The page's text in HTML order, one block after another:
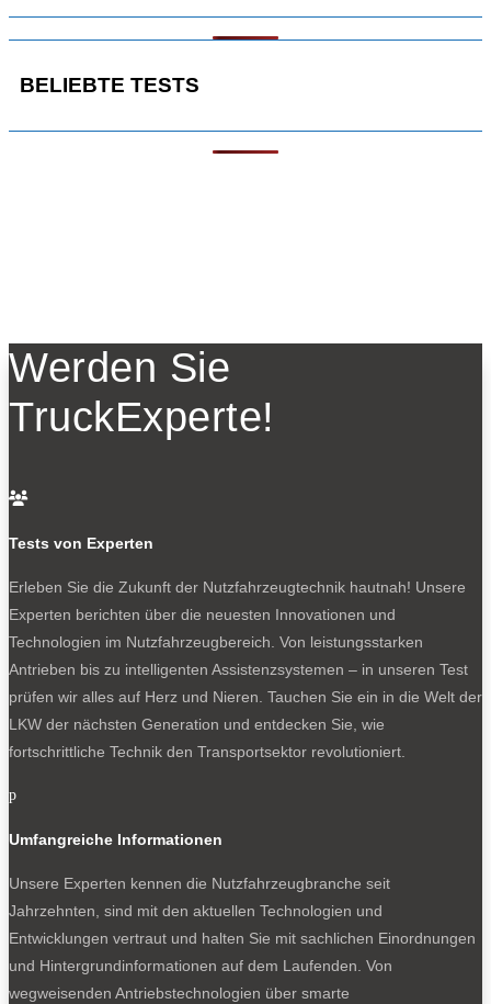
BELIEBTE TESTS
Werden Sie
TruckExperte!

Tests von Experten
Erleben Sie die Zukunft der Nutzfahrzeugtechnik hautnah! Unsere
Experten berichten über die neuesten Innovationen und
Technologien im Nutzfahrzeugbereich. Von leistungsstarken
Antrieben bis zu intelligenten Assistenzsystemen – in unseren Test
prüfen wir alles auf Herz und Nieren. Tauchen Sie ein in die Welt der
LKW der nächsten Generation und entdecken Sie, wie
fortschrittliche Technik den Transportsektor revolutioniert.
p
Umfangreiche Informationen
Unsere Experten kennen die Nutzfahrzeugbranche seit
Jahrzehnten, sind mit den aktuellen Technologien und
Entwicklungen vertraut und halten Sie mit sachlichen Einordnungen
und Hintergrundinformationen auf dem Laufenden. Von
wegweisenden Antriebstechnologien über smarte